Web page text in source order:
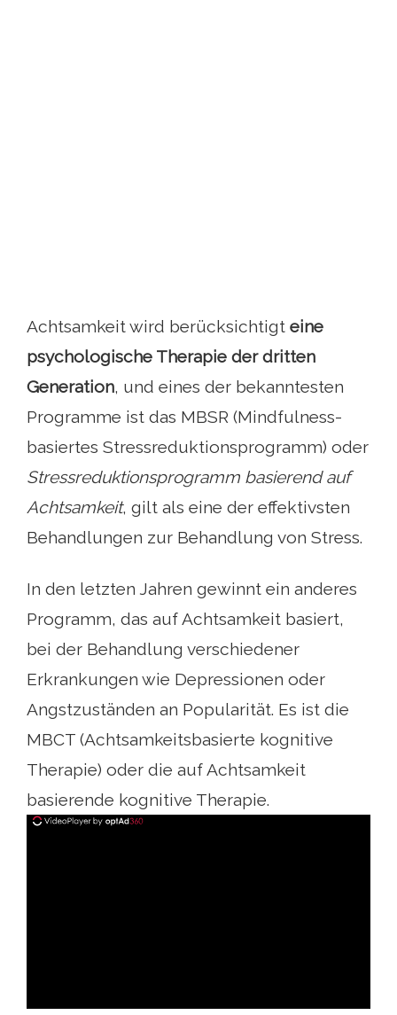
Achtsamkeit wird berücksichtigt eine
psychologische Therapie der dritten
Generation, und eines der bekanntesten
Programme ist das MBSR (Mindfulness-
basiertes Stressreduktionsprogramm) oder
Stressreduktionsprogramm basierend auf
Achtsamkeit, gilt als eine der effektivsten
Behandlungen zur Behandlung von Stress.
In den letzten Jahren gewinnt ein anderes
Programm, das auf Achtsamkeit basiert,
bei der Behandlung verschiedener
Erkrankungen wie Depressionen oder
Angstzuständen an Popularität. Es ist die
MBCT (Achtsamkeitsbasierte kognitive
Therapie) oder die auf Achtsamkeit
basierende kognitive Therapie.